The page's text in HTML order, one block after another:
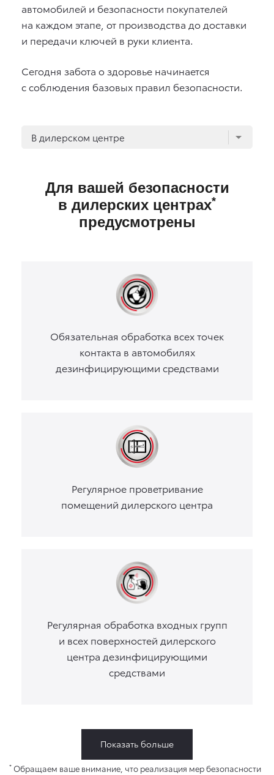
автомобилей и безопасности покупателей
на каждом этапе, от производства до доставки
и передачи ключей в руки клиента.
Сегодня забота о здоровье начинается
с соблюдения базовых правил безопасности.
В дилерском центре
Для вашей безопасности
в дилерских центрах*
предусмотрены
Обязательная обработка всех точек
контакта в автомобилях
дезинфицирующими средствами
Регулярное проветривание
помещений дилерского центра
Регулярная обработка входных групп
и всех поверхностей дилерского
центра дезинфицирующими
средствами
Показать больше
* Обращаем ваше внимание, что реализация мер безопасности